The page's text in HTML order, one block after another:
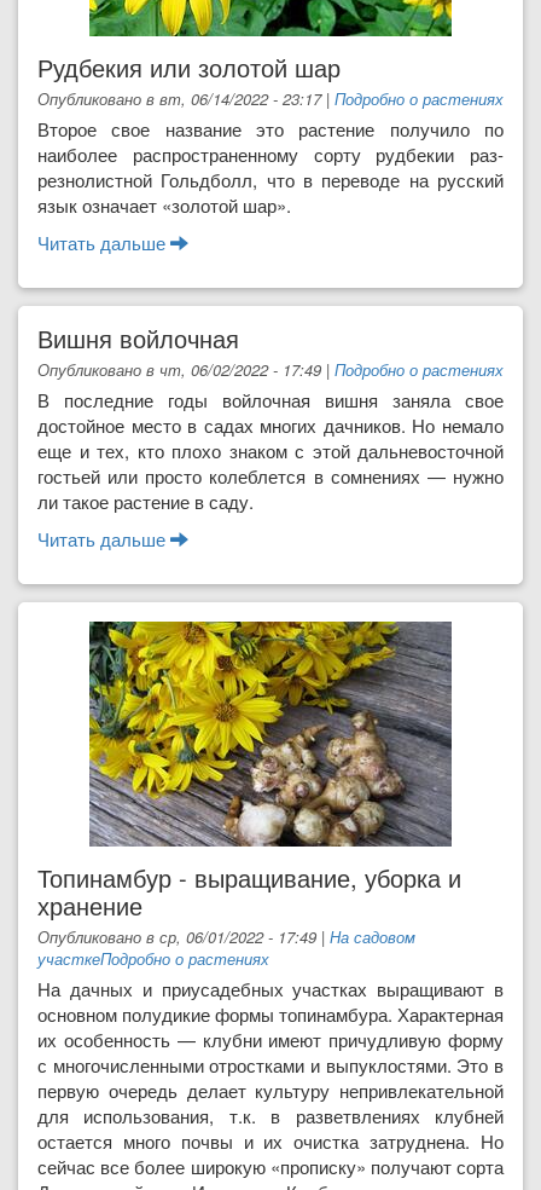
Рудбекия или золотой шар
Опубликовано в вт, 06/14/2022 - 23:17| Подробно о растениях
Второе свое название это растение получило по
наиболее распространен­ному сорту рудбекии раз-
резнолистной Гольдболл, что в переводе на русский
язык означает «золотой шар».
Читать дальше
Вишня войлочная
Опубликовано в чт, 06/02/2022 - 17:49 | Подробно о растениях
В последние годы войлочная вишня заняла свое
достойное место в садах многих дачников. Но не­мало
еще и тех, кто плохо знаком с этой дальнево­сточной
гостьей или просто колеблется в сомнени­ях — нужно
ли такое растение в саду.
Читать дальше
Топинамбур - выращивание, уборка и
хранение
Опубликовано в ср, 06/01/2022 - 17:49 | На садовом
участкеПодробно о растениях
На дачных и приусадебных участках выращивают в
основ­ном полудикие формы топинамбура. Характерная
их особен­ность — клубни имеют причудливую форму
с многочисленны­ми отростками и выпуклостями. Это в
первую очередь делает культуру непривлекательной
для использования, т.к. в развет­влениях клубней
остается много почвы и их очистка затрудне­на. Но
сейчас все более широкую «прописку» получают сорта